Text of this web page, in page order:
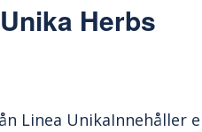
Herbs
Linea UnikaInnehåller